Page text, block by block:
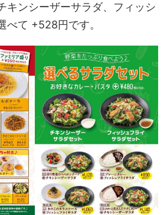
キンシーザーサラダ、フィッシ
べて +528円です。